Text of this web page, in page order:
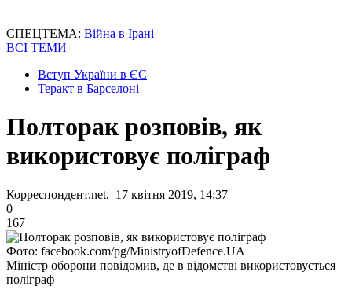
СПЕЦТЕМА: Війна в Ірані
ВСІ ТЕМИ
Вступ України в ЄС
Теракт в Барселоні
Полторак розповів, як
використовує поліграф
Корреспондент.net, 17 квітня 2019, 14:37
0
167
Фото: facebook.com/pg/MinistryofDefence.UA
Міністр оборони повідомив, де в відомстві використовується
поліграф